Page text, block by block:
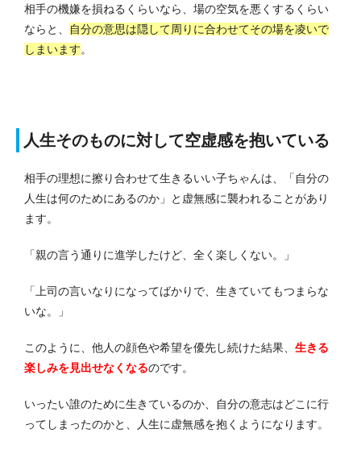
相手の機嫌を損ねるくらいなら、場の空気を悪くするくらい
ならと、
自分の意思は隠して周りに合わせてその場を凌いで
しまいます。
人生そのものに対して空虚感を抱いている
相手の理想に擦り合わせて生きるいい子ちゃんは、「自分の
人生は何のためにあるのか」と虚無感に襲われることがあり
ます。
「親の言う通りに進学したけど、全く楽しくない。」
「上司の言いなりになってばかりで、生きていてもつまらな
いな。」
このように、他人の顔色や希望を優先し続けた結果、 生きる
楽しみを見出せなくなるのです。
いったい誰のために生きているのか、自分の意志はどこに行
ってしまったのかと、人生に虚無感を抱くようになります。